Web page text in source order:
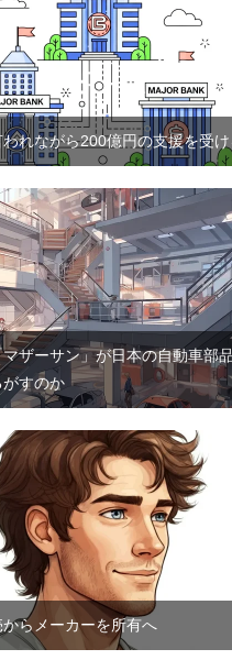
れながら200億円の支援を受け
マザーサン」が日本の自動車部
すのか
らメーカーを所有へ